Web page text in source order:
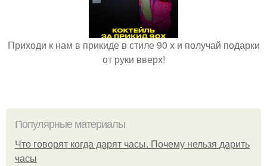
Приходи к нам в прикиде в стиле 90 х и получай подарки
от руки вверх!
Популярные материалы
Что говорят когда дарят часы. Почему нельзя дарить
часы